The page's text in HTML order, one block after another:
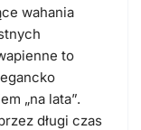
wahania
to
„na lata”.
długi czas